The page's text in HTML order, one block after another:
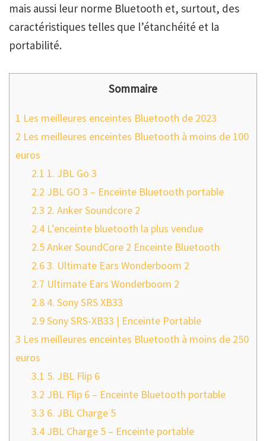
mais aussi leur norme Bluetooth et, surtout, des
caractéristiques telles que l’étanchéité et la
portabilité.
Sommaire
1 Les meilleures enceintes Bluetooth de 2023
2 Les meilleures enceintes Bluetooth à moins de 100
euros
2.1 1. JBL Go 3
2.2 JBL GO 3 – Enceinte Bluetooth portable
2.3 2. Anker Soundcore 2
2.4 L’enceinte bluetooth la plus vendue
2.5Anker SoundCore 2 Enceinte Bluetooth
2.63. Ultimate Ears Wonderboom 2
2.7 Ultimate Ears Wonderboom 2
2.8 4. Sony SRS XB33
2.9Sony SRS-XB33 | Enceinte Portable
3 Les meilleures enceintes Bluetooth à moins de 250
euros
3.1 5. JBL Flip 6
3.2 JBL Flip 6 – Enceinte Bluetooth portable
3.3 6. JBL Charge 5
3.4 JBL Charge 5 – Enceinte portable